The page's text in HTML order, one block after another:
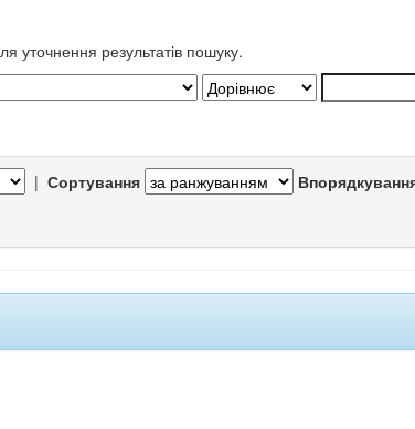
уточнення результатів пошуку.
| Сортування